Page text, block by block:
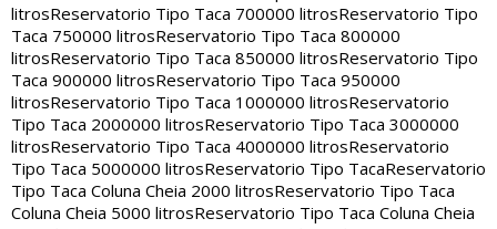
litrosReservatorio Tipo Taca 700000 litrosReservatorio Tipo
Taca 750000 litrosReservatorio Tipo Taca 800000
litrosReservatorio Tipo Taca 850000 litrosReservatorio Tipo
Taca 900000 litrosReservatorio Tipo Taca 950000
litrosReservatorio Tipo Taca 1000000 litrosReservatorio
Tipo Taca 2000000 litrosReservatorio Tipo Taca 3000000
litrosReservatorio Tipo Taca 4000000 litrosReservatorio
Tipo Taca 5000000 litrosReservatorio Tipo TacaReservatorio
Tipo Taca Coluna Cheia 2000 litrosReservatorio Tipo Taca
Coluna Cheia 5000 litrosReservatorio Tipo Taca Coluna Cheia